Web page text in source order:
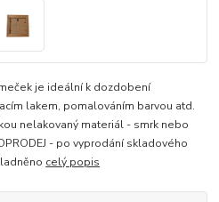
je ideální k dozdobení
lakem, pomalováním barvou atd.
nelakovaný materiál - smrk nebo
- po vyprodání skladového
celý popis